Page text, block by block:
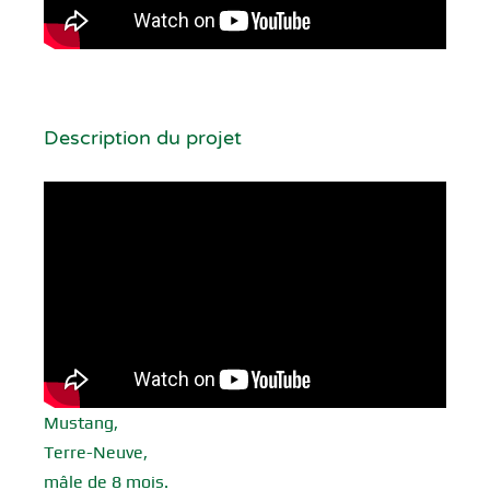
Description du projet
Mustang,
Terre-Neuve,
mâle de 8 mois.